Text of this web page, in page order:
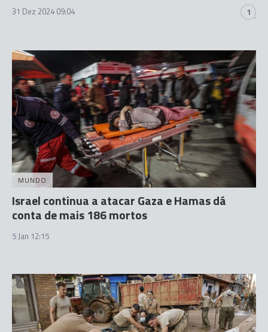
31 Dez 2024 09:04 1
MUNDO
Israel continua a atacar Gaza e Hamas dá
conta de mais 186 mortos
5 Jan 12:15